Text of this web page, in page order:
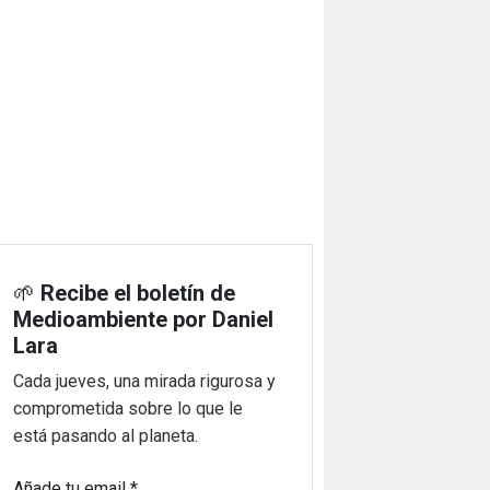
🌱 Recibe el boletín de
Medioambiente por Daniel
Lara
Cada jueves, una mirada rigurosa y
comprometida sobre lo que le
está pasando al planeta.